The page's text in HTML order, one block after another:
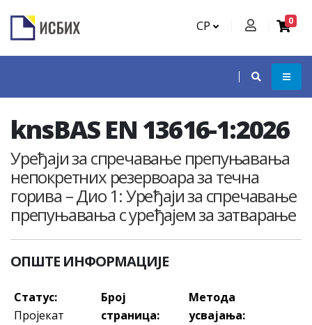
СР 0
knsBAS EN 13616-1:2026
Уређаји за спречавање препуњавања
непокретних резервоара за течна
горива – Дио 1: Уређаји за спречавање
препуњавања с уређајем за затварање
ОПШТЕ ИНФОРМАЦИЈЕ
Статус:
Пројекат
Број
страница:
Метода
усвајања: